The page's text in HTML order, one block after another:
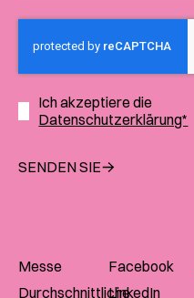
Ich akzeptiere die
Datenschutzerklärung*
SENDEN SIE
Messe
Durchschnittliche
Facebook
LinkedIn